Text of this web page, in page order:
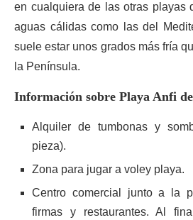
en cualquiera de las otras playas
aguas cálidas como las del
suele estar unos grados más fría
la Península.
Información sobre Playa Anfi
Alquiler de tumbonas y
pieza).
Zona para jugar a voley playa.
Centro comercial junto a la
firmas y restaurantes. Al